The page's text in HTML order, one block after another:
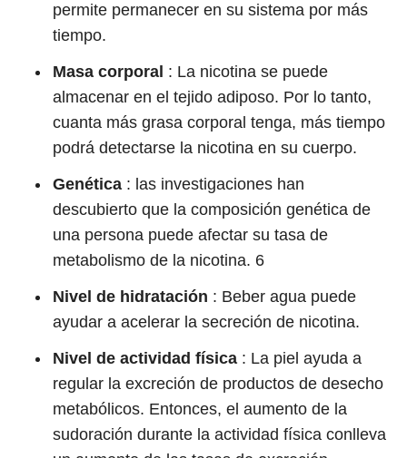
permite permanecer en su sistema por más
tiempo.
Masa corporal : La nicotina se puede
almacenar en el tejido adiposo. Por lo tanto,
cuanta más grasa corporal tenga, más tiempo
podrá detectarse la nicotina en su cuerpo.
Genética : las investigaciones han
descubierto que la composición genética de
una persona puede afectar su tasa de
metabolismo de la nicotina. 6
Nivel de hidratación : Beber agua puede
ayudar a acelerar la secreción de nicotina.
Nivel de actividad física : La piel ayuda a
regular la excreción de productos de desecho
metabólicos. Entonces, el aumento de la
sudoración durante la actividad física conlleva